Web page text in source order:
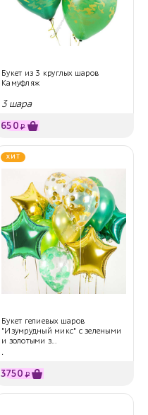
Букет из 3 круглых шаров
Камуфляж
3 шара
650 ₽
ХИТ
Букет гелиевых шаров
"Изумрудный микс" с зелеными
и золотыми з...
.
3750 ₽